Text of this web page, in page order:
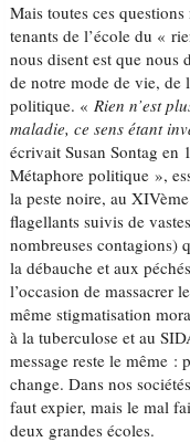
Mais toutes ces
tenants de l’école du «
nous disent est que nous
de notre mode de vie, de
politique. «Rien n’est
maladie, ce sens étant
écrivait Susan Sontag en
Métaphore politique »,
la peste noire, au
flagellants suivis de
nombreuses contagions)
la débauche et aux
l’occasion de massacrer
même stigmatisation
à la tuberculose et au
message reste le même :
change. Dans nos
faut expier, mais le mal
deux grandes écoles.